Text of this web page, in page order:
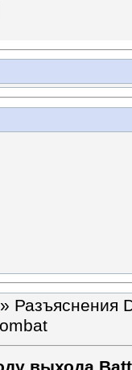
» Разъяснения